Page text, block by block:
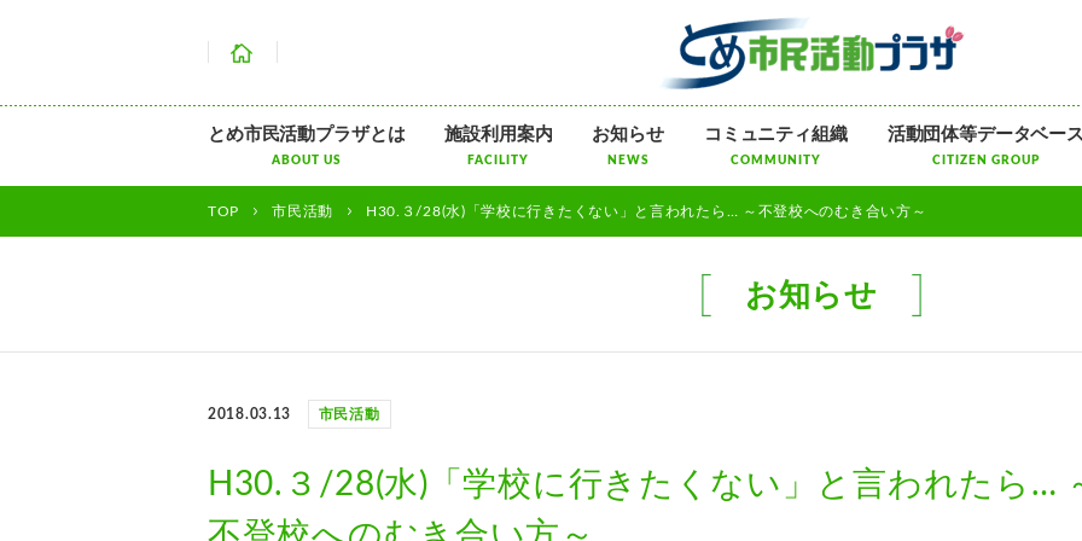
ニ
ば
す
とめ市民活動プラザとは
ABOUT US
施設利用案内
FACILITY
お知らせ
NEWS
コミュニティ組織
COMMUNITY
活動団体等データベー
CITIZEN GROUP
TOP 市民活動 H30.３/28(水)「学校に行きたくない」と言われたら… ～不登校へのむき合い方～
お知らせ
2018.03.13 市民活動
H30.３/28(水)「学校に行きたくない」と言われたら…